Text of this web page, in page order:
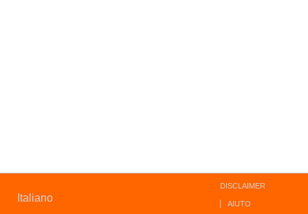
Italiano
DISCLAIMER
AIUTO